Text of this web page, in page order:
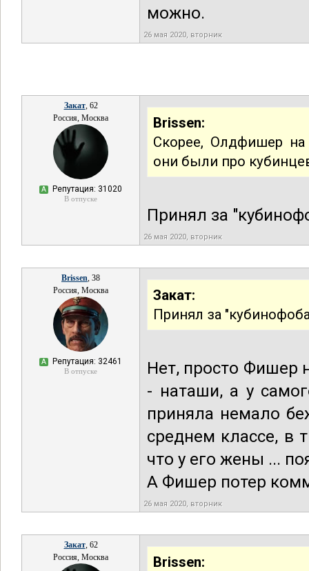
можно.
26 мая 2020, вторник
Закат, 62
Россия, Москва
А Репутация: 31020
В отпуске
Brissen:
Скорее, Олдфишер
они были про
Принял за
26 мая 2020, вторник
Brissen, 38
Россия, Москва
А Репутация: 32461
В отпуске
Закат:
Принял за
Нет, просто Фишер
- наташи, а у
приняла немало
среднем классе, в
что у его жены ...
А Фишер потер
26 мая 2020, вторник
Закат, 62
Россия, Москва
Brissen: